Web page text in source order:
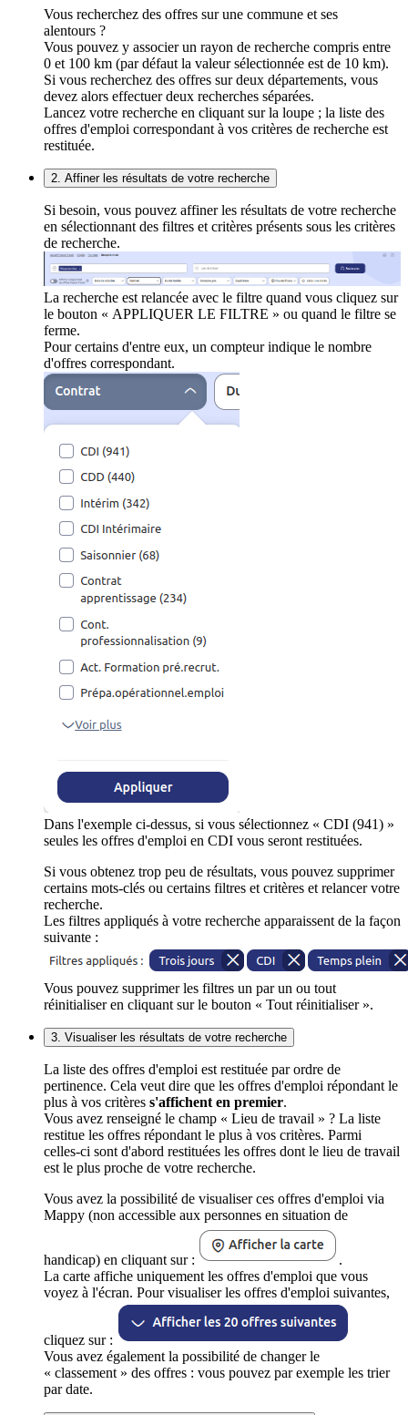
Vous recherchez des offres sur une commune et ses
alentours ?
Vous pouvez y associer un rayon de recherche compris entre
0 et 100 km (par défaut la valeur sélectionnée est de 10 km).
Si vous recherchez des offres sur deux départements, vous
devez alors effectuer deux recherches séparées.
Lancez votre recherche en cliquant sur la loupe ; la liste des
offres d'emploi correspondant à vos critères de recherche est
restituée.
2. Affiner les résultats de votre recherche
Si besoin, vous pouvez affiner les résultats de votre recherche
en sélectionnant des filtres et critères présents sous les critères
de recherche.
La recherche est relancée avec le filtre quand vous cliquez sur
le bouton « APPLIQUER LE FILTRE » ou quand le filtre se
ferme.
Pour certains d'entre eux, un compteur indique le nombre
d'offres correspondant.
Dans l'exemple ci-dessus, si vous sélectionnez « CDI (941) »
seules les offres d'emploi en CDI vous seront restituées.
Si vous obtenez trop peu de résultats, vous pouvez supprimer
certains mots-clés ou certains filtres et critères et relancer votre
recherche.
Les filtres appliqués à votre recherche apparaissent de la façon
suivante :
Vous pouvez supprimer les filtres un par un ou tout
réinitialiser en cliquant sur le bouton « Tout réinitialiser ».
3. Visualiser les résultats de votre recherche
La liste des offres d'emploi est restituée par ordre de
pertinence. Cela veut dire que les offres d'emploi répondant le
plus à vos critères s'affichent en premier.
Vous avez renseigné le champ « Lieu de travail » ? La liste
restitue les offres répondant le plus à vos critères. Parmi
celles-ci sont d'abord restituées les offres dont le lieu de travail
est le plus proche de votre recherche.
Vous avez la possibilité de visualiser ces offres d'emploi via
Mappy (non accessible aux personnes en situation de
handicap) en cliquant sur :
.
La carte affiche uniquement les offres d'emploi que vous
voyez à l'écran. Pour visualiser les offres d'emploi suivantes,
cliquez sur :
Vous avez également la possibilité de changer le
« classement » des offres : vous pouvez par exemple les trier
par date.